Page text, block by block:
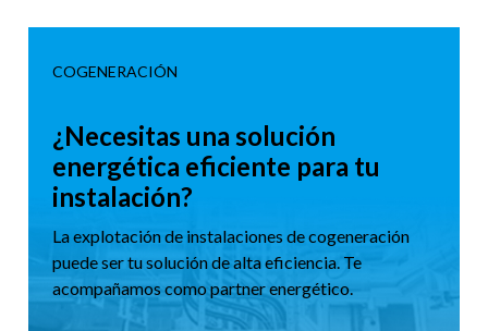
COGENERACIÓN
¿Necesitas una solución
energética eficiente para tu
instalación?
La explotación de instalaciones de cogeneración
puede ser tu solución de alta eficiencia. Te
acompañamos como partner energético.